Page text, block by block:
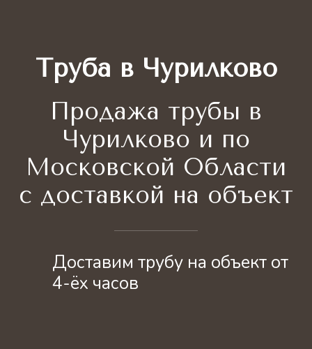
Труба в Чурилково
Продажа трубы в
Чурилково и по
Московской Области
с доставкой на объект
Доставим трубу на объект от
4-ёх часов